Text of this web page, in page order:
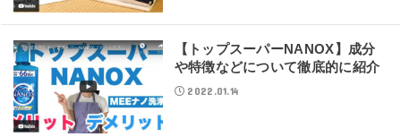
【トップスーパーNANOX】成分
や特徴などについて徹底的に紹介
2022.01.14